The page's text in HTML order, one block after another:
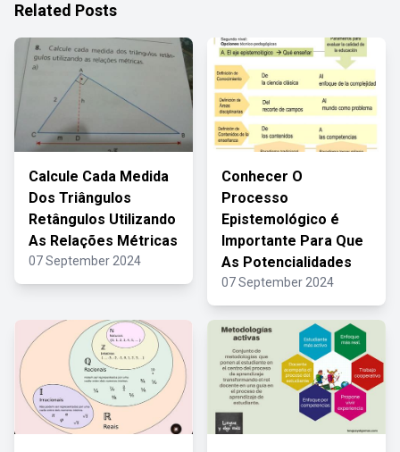
Related Posts
Calcule Cada Medida
Dos Triângulos
Retângulos Utilizando
As Relações Métricas
07 September 2024
Conhecer O
Processo
Epistemológico é
Importante Para Que
As Potencialidades
07 September 2024